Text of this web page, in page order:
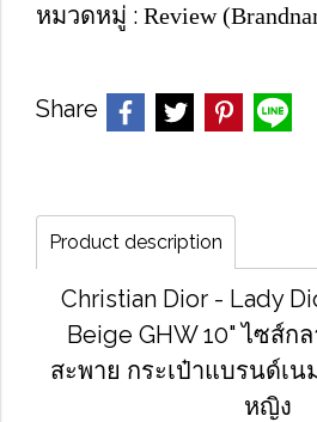
หมวดหมู่ : Review
Share
Product description
Christian Dior - Lady
Beige GHW 10" ไซส์ก
สะพาย กระเป๋าแบรนด์เ
หญิง